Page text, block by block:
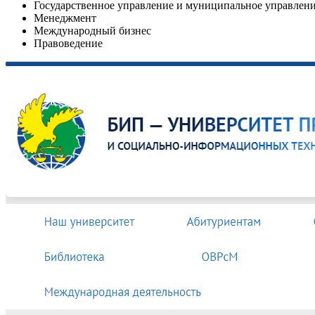
Государственное управление и муниципальное
Менеджмент
Международный бизнес
Правоведение